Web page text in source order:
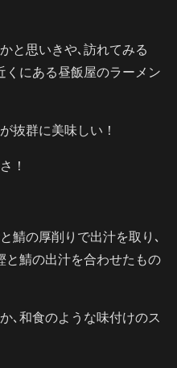
と思いきや､訪れてみる
くにある昼飯屋のラーメン
抜群に美味しい！
！
鯖の厚削りで出汁を取り､
と鯖の出汁を合わせたもの
､和食のような味付けのス